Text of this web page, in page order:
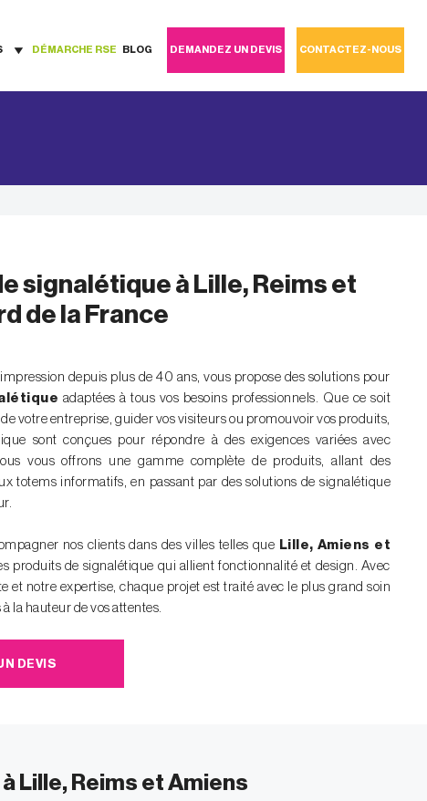
DÉMARCHE RSE BLOG DEMANDEZ UN DEVIS CONTACTEZ-NOUS
signalétique à Lille, Reims et
de la France
depuis plus de 40 ans, vous propose des solutions pour
adaptées à tous vos besoins professionnels. Que ce soit
votre entreprise, guider vos visiteurs ou promouvoir vos produits,
sont conçues pour répondre à des exigences variées avec
vous offrons une gamme complète de produits, allant des
totems informatifs, en passant par des solutions de signalétique
nos clients dans des villes telles que Lille, Amiens et
produits de signalétique qui allient fonctionnalité et design. Avec
et notre expertise, chaque projet est traité avec le plus grand soin
la hauteur de vos attentes.
DEVIS
Lille, Reims et Amiens